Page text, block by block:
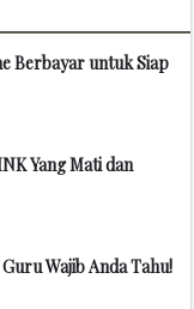
Berbayar untuk Siap
Yang Mati dan
Wajib Anda Tahu!